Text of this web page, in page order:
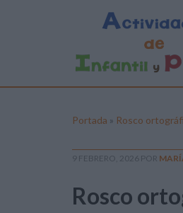
Portada » Rosco
9 FEBRERO, 2026 POR
Rosco